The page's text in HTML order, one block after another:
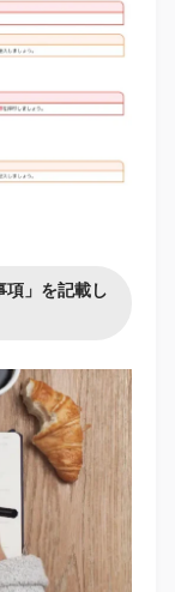
」を記載し